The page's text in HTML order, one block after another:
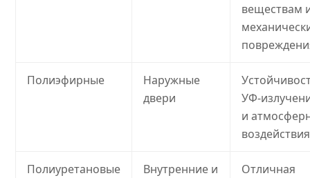
веществам
Полиэфирные
Наружные
двери
УФ-
и
Полиуретановые
Внутренние и
Отличная